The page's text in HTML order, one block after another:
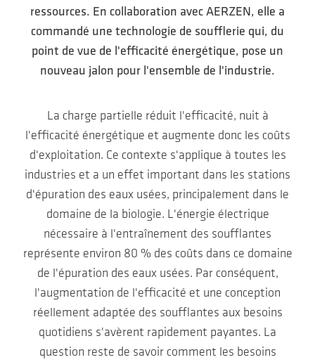
ressources. En collaboration avec AERZEN, elle a
commandé une technologie de soufflerie qui, du
point de vue de l'efficacité énergétique, pose un
nouveau jalon pour l'ensemble de l'industrie.
La charge partielle réduit l'efficacité, nuit à
l'efficacité énergétique et augmente donc les coûts
d'exploitation. Ce contexte s'applique à toutes les
industries et a un effet important dans les stations
d'épuration des eaux usées, principalement dans le
domaine de la biologie. L'énergie électrique
nécessaire à l'entraînement des soufflantes
représente environ 80 % des coûts dans ce domaine
de l'épuration des eaux usées. Par conséquent,
l'augmentation de l'efficacité et une conception
réellement adaptée des soufflantes aux besoins
quotidiens s'avèrent rapidement payantes. La
question reste de savoir comment les besoins